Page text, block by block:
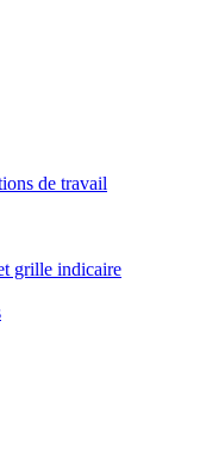
de travail
grille indicaire